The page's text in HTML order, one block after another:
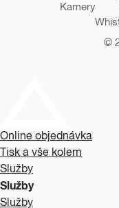
Kamery
©
Online objednávka
Tisk a vše kolem
Služby
Služby
Služby